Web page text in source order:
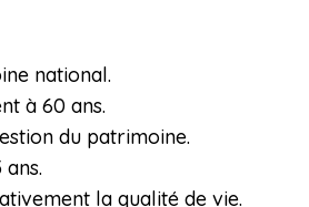
national.
à 60 ans.
du patrimoine.
la qualité de vie.